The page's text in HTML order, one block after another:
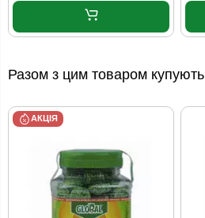
Разом з цим товаром купують
АКЦІЯ